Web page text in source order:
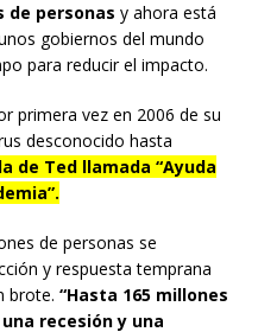
de personas y ahora está
gobiernos del mundo
para reducir el impacto.
primera vez en 2006 de su
desconocido hasta
de Ted llamada “Ayuda
de personas se
y respuesta temprana
brote. “Hasta 165 millones
recesión y una